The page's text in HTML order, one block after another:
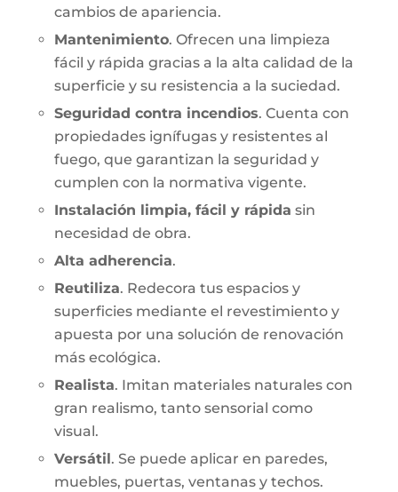
cambios de apariencia.
Mantenimiento. Ofrecen una limpieza
fácil y rápida gracias a la alta calidad de la
superficie y su resistencia a la suciedad.
Seguridad contra incendios. Cuenta con
propiedades ignífugas y resistentes al
fuego, que garantizan la seguridad y
cumplen con la normativa vigente.
Instalación limpia, fácil y rápida sin
necesidad de obra.
Alta adherencia.
Reutiliza. Redecora tus espacios y
superficies mediante el revestimiento y
apuesta por una solución de renovación
más ecológica.
Realista. Imitan materiales naturales con
gran realismo, tanto sensorial como
visual.
Versátil . Se puede aplicar en paredes,
muebles, puertas, ventanas y techos.